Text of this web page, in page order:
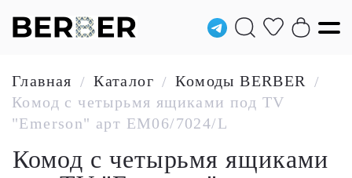
Главная / Каталог / Комоды BERBER /
Комод с четырьмя ящиками под TV
"Emerson" арт EM06/7024/L
Комод с четырьмя ящиками